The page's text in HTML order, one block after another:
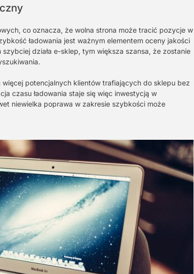
co oznacza, że wolna strona może tracić pozycje w
ładowania jest ważnym elementem oceny jakości
działa e-sklep, tym większa szansa, że zostanie
potencjalnych klientów trafiających do sklepu bez
czasu ładowania staje się więc inwestycją w
niewielka poprawa w zakresie szybkości może